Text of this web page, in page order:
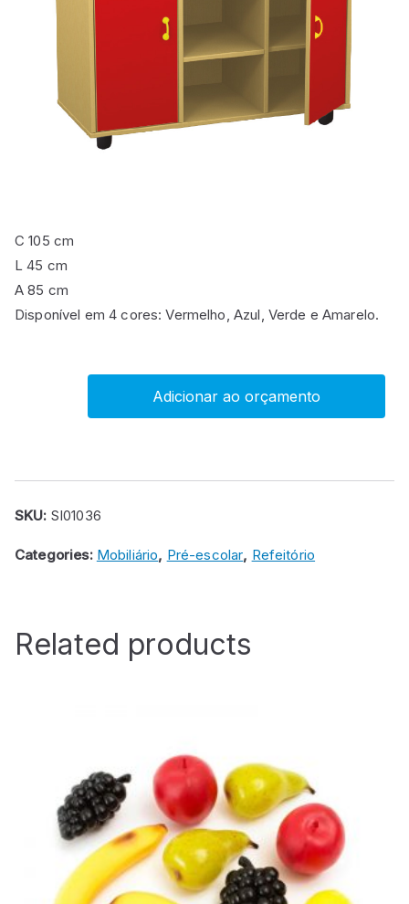
C 105 cm
L 45 cm
A 85 cm
Disponível em 4 cores: Vermelho, Azul, Verde e Amarelo.
Adicionar ao orçamento
SKU: SI01036
Categories: Mobiliário, Pré-escolar, Refeitório
Related products